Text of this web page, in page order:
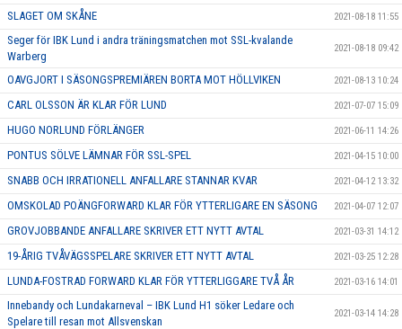
SLAGET OM SKÅNE 2021-08-18 11:55
Seger för IBK Lund i andra träningsmatchen mot SSL-kvalande
Warberg
2021-08-18 09:42
OAVGJORT I SÄSONGSPREMIÄREN BORTA MOT HÖLLVIKEN 2021-08-13 10:24
CARL OLSSON ÄR KLAR FÖR LUND 2021-07-07 15:09
HUGO NORLUND FÖRLÄNGER 2021-06-11 14:26
PONTUS SÖLVE LÄMNAR FÖR SSL-SPEL 2021-04-15 10:00
SNABB OCH IRRATIONELL ANFALLARE STANNAR KVAR 2021-04-12 13:32
OMSKOLAD POÄNGFORWARD KLAR FÖR YTTERLIGARE EN SÄSONG 2021-04-07 12:07
GROVJOBBANDE ANFALLARE SKRIVER ETT NYTT AVTAL 2021-03-31 14:12
19-ÅRIG TVÅVÄGSSPELARE SKRIVER ETT NYTT AVTAL 2021-03-25 12:28
LUNDA-FOSTRAD FORWARD KLAR FÖR YTTERLIGGARE TVÅ ÅR 2021-03-16 14:01
Innebandy och Lundakarneval – IBK Lund H1 söker Ledare och
Spelare till resan mot Allsvenskan
2021-03-14 14:28